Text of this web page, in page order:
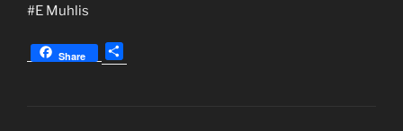
#E Muhlis
Share
h